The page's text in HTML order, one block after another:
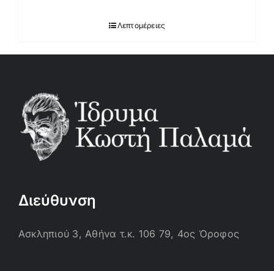
Λεπτομέρειες
Διεύθυνση
Ασκληπιού 3, Αθήνα τ.κ. 106 79, 4ος Όροφος